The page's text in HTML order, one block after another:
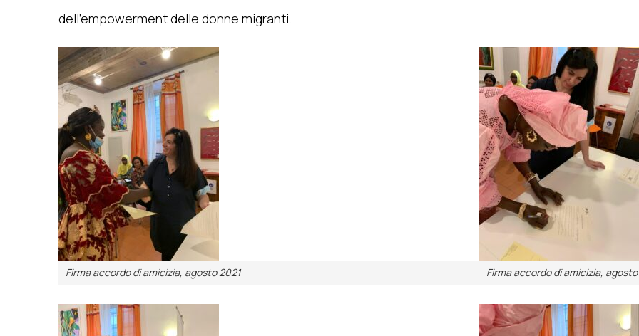
dell’empowerment delle donne migranti.
Firma accordo di amicizia, agosto 2021 Firma accordo di amicizia, agosto